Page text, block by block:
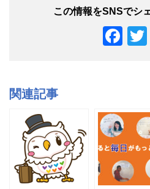
F
b
o
o
k
関連記事